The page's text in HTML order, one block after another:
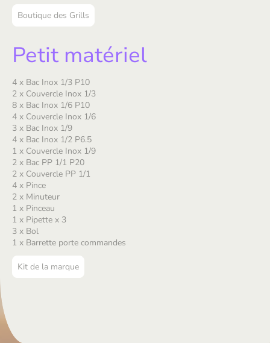
Boutique des Grills
Petit matériel
4 x Bac Inox 1/3 P10
2 x Couvercle Inox 1/3
8 x Bac Inox 1/6 P10
4 x Couvercle Inox 1/6
3 x Bac Inox 1/9
4 x Bac Inox 1/2 P6.5
1 x Couvercle Inox 1/9
2 x Bac PP 1/1 P20
2 x Couvercle PP 1/1
4 x Pince
2 x Minuteur
1 x Pinceau
1 x Pipette x 3
3 x Bol
1 x Barrette porte commandes
Kit de la marque